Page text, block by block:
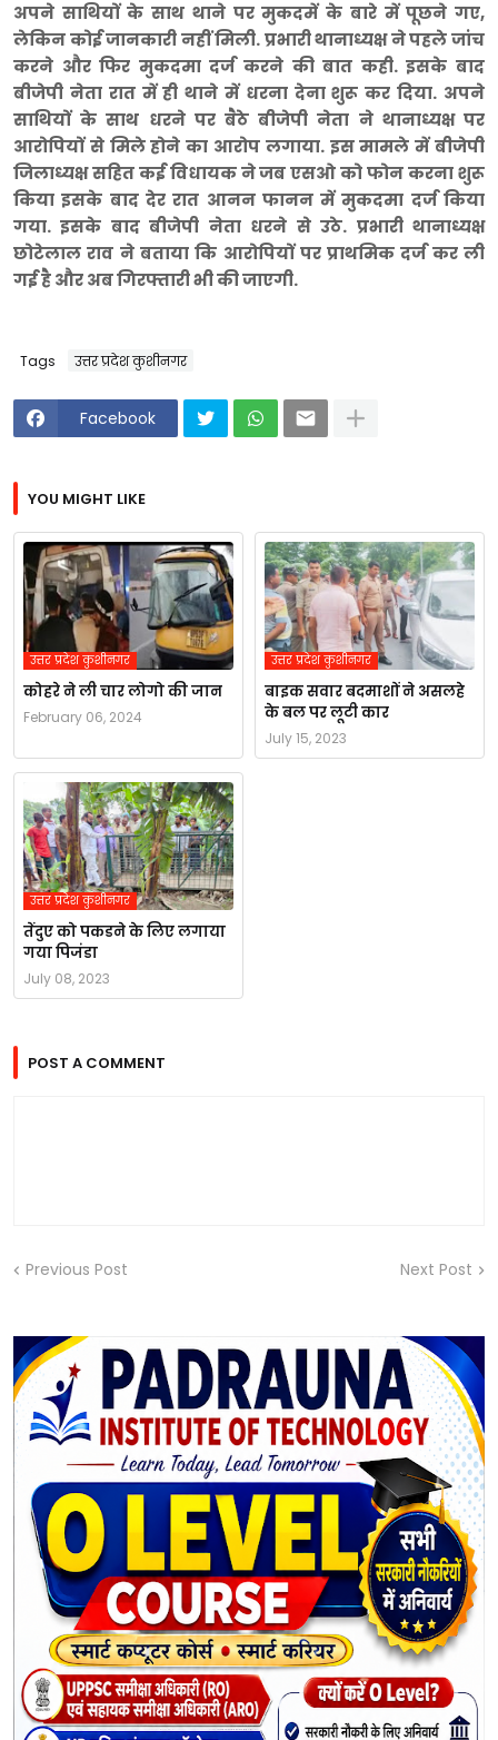
अपने साथियों के साथ थाने पर मुकदमें के बारे में पूछने गए,
लेकिन कोई जानकारी नहीं मिली. प्रभारी थानाध्यक्ष ने पहले जांच
करने और फिर मुकदमा दर्ज करने की बात कही. इसके बाद
बीजेपी नेता रात में ही थाने में धरना देना शुरू कर दिया. अपने
साथियों के साथ धरने पर बैठे बीजेपी नेता ने थानाध्यक्ष पर
आरोपियों से मिले होने का आरोप लगाया. इस मामले में बीजेपी
जिलाध्यक्ष सहित कई विधायक ने जब एसओ को फोन करना शुरू
किया इसके बाद देर रात आनन फानन में मुकदमा दर्ज किया
गया. इसके बाद बीजेपी नेता धरने से उठे. प्रभारी थानाध्यक्ष
छोटेलाल राव ने बताया कि आरोपियों पर प्राथमिक दर्ज कर ली
गई है और अब गिरफ्तारी भी की जाएगी.
Tags उत्तर प्रदेश कुशीनगर
Facebook
YOU MIGHT LIKE
उत्तर प्रदेश कुशीनगर
कोहरे ने ली चार लोगो की जान
February 06, 2024
उत्तर प्रदेश कुशीनगर
बाइक सवार बदमाशों ने असलहे
के बल पर लूटी कार
July 15, 2023
उत्तर प्रदेश कुशीनगर
तेंदुए को पकडने के लिए लगाया
गया पिजंडा
July 08, 2023
POST A COMMENT
Previous Post Next Post